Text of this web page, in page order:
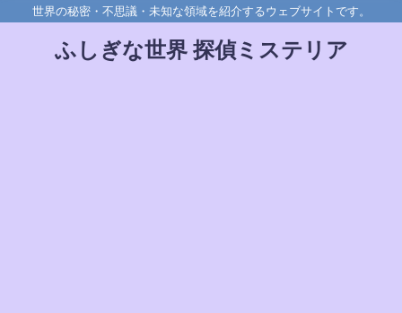
世界の秘密・不思議・未知な領域を紹介するウェブサイトです。
ふしぎな世界 探偵ミステリア